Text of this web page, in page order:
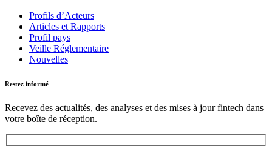
Profils d’Acteurs
Articles et Rapports
Profil pays
Veille Réglementaire
Nouvelles
Restez informé
Recevez des actualités, des analyses et des mises à jour fintech dans
votre boîte de réception.